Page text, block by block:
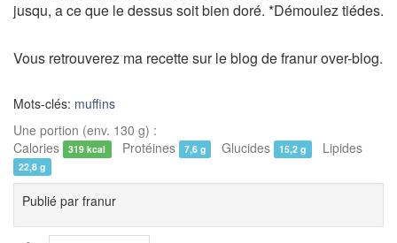
jusqu, a ce que le dessus soit bien doré. *Démoulez tiédes.
Vous retrouverez ma recette sur le blog de franur over-blog.
Mots-clés: muffins
Une portion (env. 130 g) :
Calories
319 kcal Protéines 7,6 g Glucides 15,2 g Lipides
22,8 g
Publié par franur